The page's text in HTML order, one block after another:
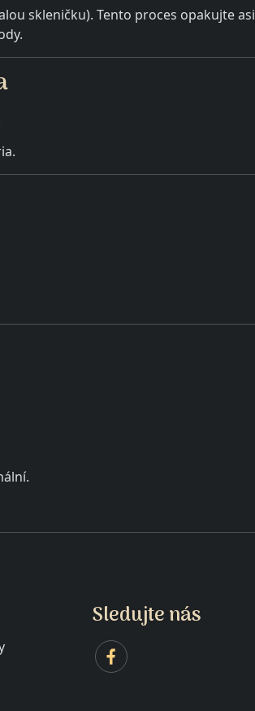
skleničku). Tento proces opakujte asi
Sledujte nás